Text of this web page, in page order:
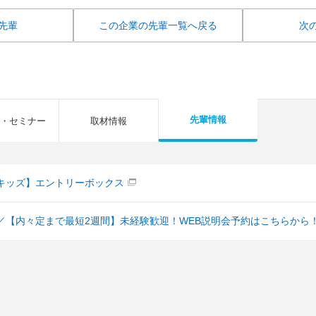
輩 この企業の先輩一覧へ戻る 次
セミナー 取材情報 先輩情報
ッズ】エントリーボックス
【内々定まで最短2週間】未経験歓迎！WEB説明会予約はこちらから！